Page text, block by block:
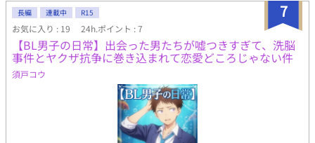
7
長編 連載中 R15
お気に入り : 19 24h.ポイント : 7
【BL男子の日常】出会った男たちが嘘つきすぎて、洗脳
事件とヤクザ抗争に巻き込まれて恋愛どころじゃない件
須戸コウ